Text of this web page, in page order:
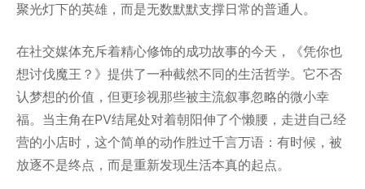
聚光灯下的英雄，而是无数默默支撑日常的普通人。
在社交媒体充斥着精心修饰的成功故事的今天，《凭你也
想讨伐魔王？》提供了一种截然不同的生活哲学。它不否
认梦想的价值，但更珍视那些被主流叙事忽略的微小幸
福。当主角在PV结尾处对着朝阳伸了个懒腰，走进自己经
营的小店时，这个简单的动作胜过千言万语：有时候，被
放逐不是终点，而是重新发现生活本真的起点。